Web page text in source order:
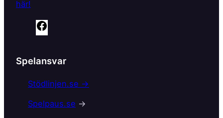
här!
e
b
o
Spelansvar
Stödlinjen.se →
Spelpaus.se →